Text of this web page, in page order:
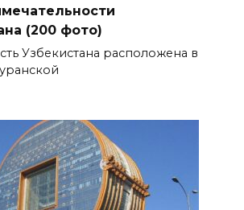
(200 фото)
Узбекистана расположена в